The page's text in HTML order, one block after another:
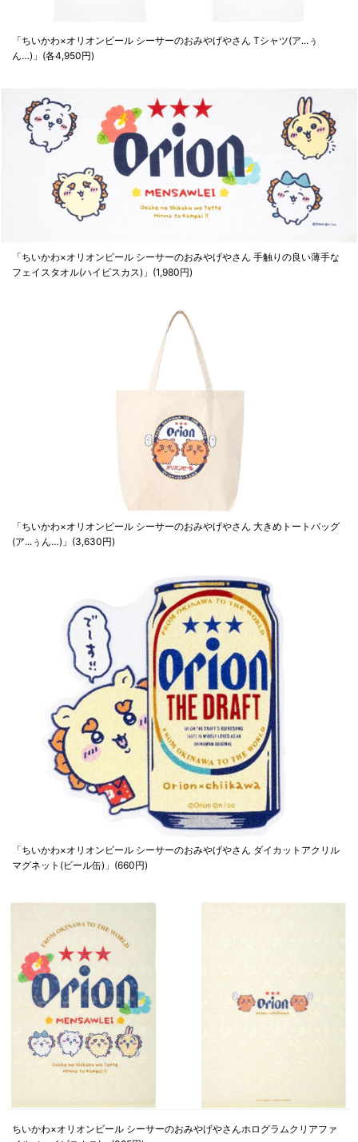
「ちいかわ×オリオンビール シーサーのおみやげやさん Tシャツ(ア...ぅ
ん…)」(各4,950円)
「ちいかわ×オリオンビール シーサーのおみやげやさん 手触りの良い薄手な
フェイスタオル(ハイビスカス)」(1,980円)
「ちいかわ×オリオンビール シーサーのおみやげやさん 大きめトートバッグ
(ア...ぅん…)」(3,630円)
「ちいかわ×オリオンビール シーサーのおみやげやさん ダイカットアクリル
マグネット(ビール缶)」(660円)
ちいかわ×オリオンビール シーサーのおみやげやさんホログラムクリアファ